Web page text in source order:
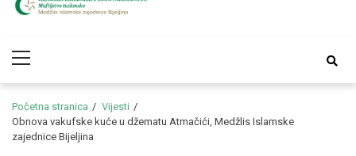
zajednice Bijeljina
Menu
Početna stranica
Vijesti
Obnova vakufske kuće u džematu Atmačići, Medžlis Islamske
zajednice Bijeljina